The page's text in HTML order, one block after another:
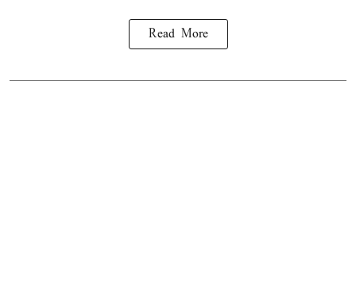
Read More